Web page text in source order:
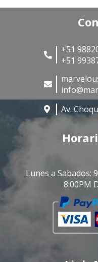
+51
+51
Av.
Lunes a Sabados:
8:00PM